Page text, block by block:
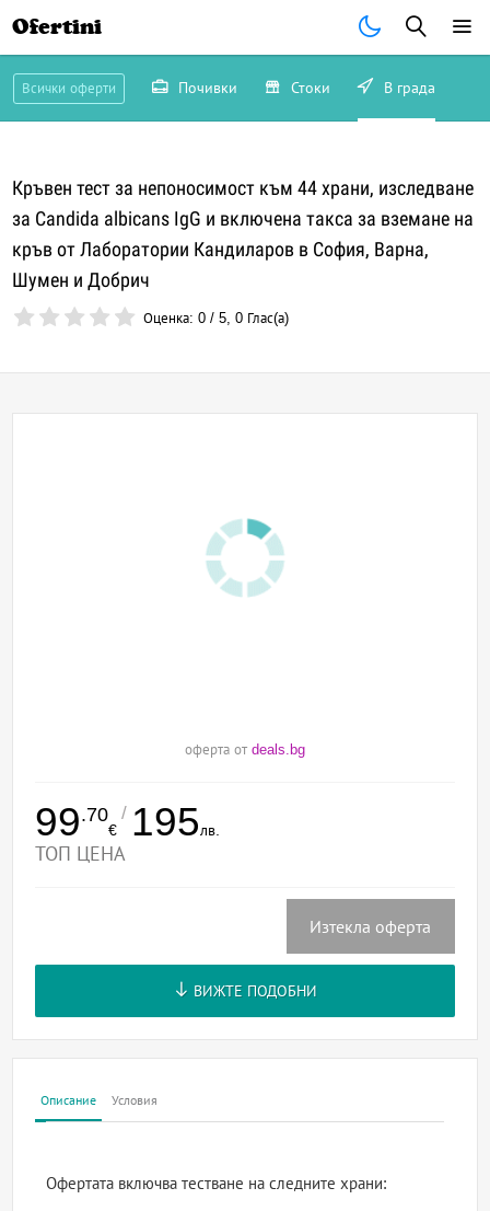
Ofertini
Всички оферти Почивки Стоки В града
Кръвен тест за непоносимост към 44 храни, изследване
за Candida albicans IgG и включена такса за вземане на
кръв от Лаборатории Кандиларов в София, Варна,
Шумен и Добрич
Оценка:0 /5,0 Глас(а)
оферта от deals.bg
99.70
€
/ 195лв.
ТОП ЦЕНА
Изтекла оферта
ВИЖТЕ ПОДОБНИ
Описание Условия
Офертата включва тестване на следните храни: